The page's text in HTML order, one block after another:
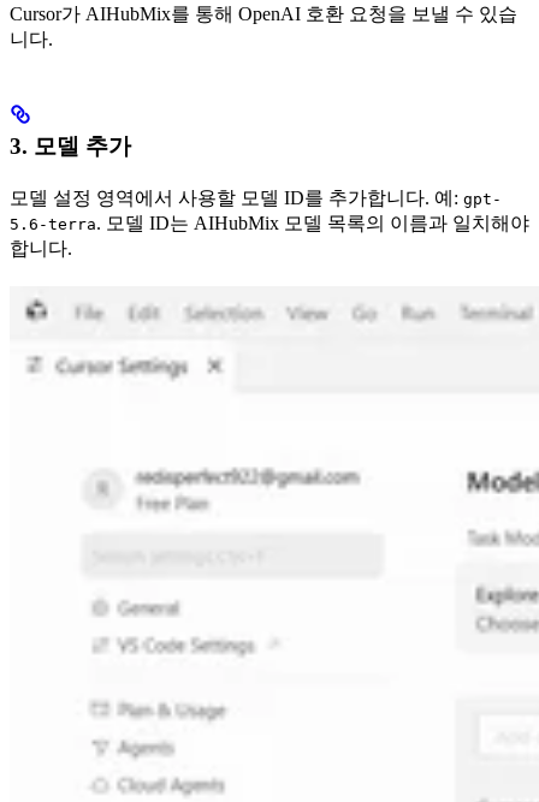
Cursor가 AIHubMix를 통해 OpenAI 호환 요청을 보낼 수 있습
니다.
3. 모델 추가
모델 설정 영역에서 사용할 모델 ID를 추가합니다. 예: gpt-
5.6-terra. 모델 ID는 AIHubMix 모델 목록의 이름과 일치해야
합니다.